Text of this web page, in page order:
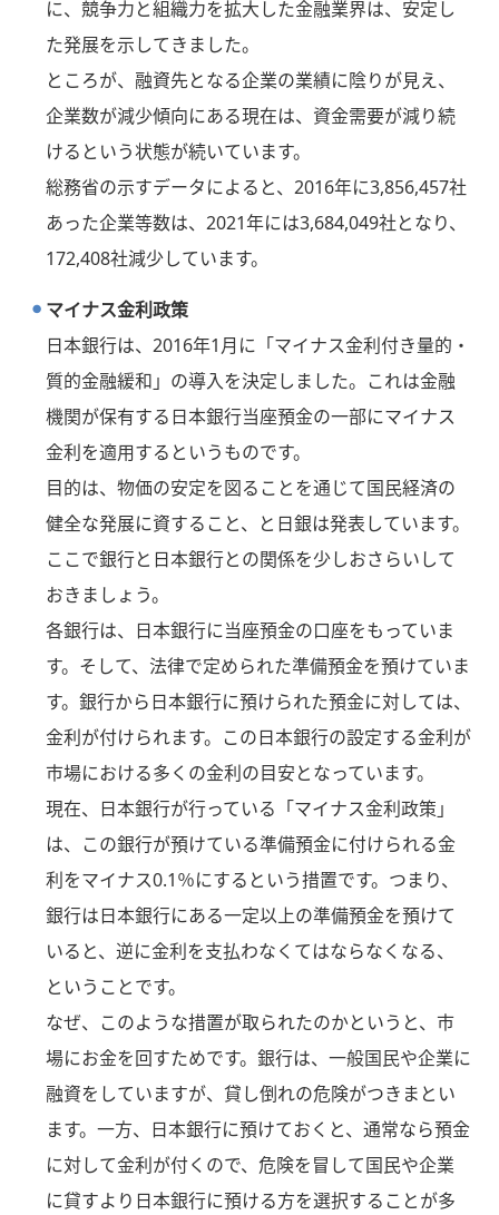
に、競争力と組織力を拡大した金融業界は、安定し
た発展を示してきました。
ところが、融資先となる企業の業績に陰りが見え、
企業数が減少傾向にある現在は、資金需要が減り続
けるという状態が続いています。
総務省の示すデータによると、2016年に3,856,457社
あった企業等数は、2021年には3,684,049社となり、
172,408社減少しています。
マイナス金利政策
日本銀行は、2016年1月に「マイナス金利付き量的・
質的金融緩和」の導入を決定しました。これは金融
機関が保有する日本銀行当座預金の一部にマイナス
金利を適用するというものです。
目的は、物価の安定を図ることを通じて国民経済の
健全な発展に資すること、と日銀は発表しています。
ここで銀行と日本銀行との関係を少しおさらいして
おきましょう。
各銀行は、日本銀行に当座預金の口座をもっていま
す。そして、法律で定められた準備預金を預けていま
す。銀行から日本銀行に預けられた預金に対しては、
金利が付けられます。この日本銀行の設定する金利が
市場における多くの金利の目安となっています。
現在、日本銀行が行っている「マイナス金利政策」
は、この銀行が預けている準備預金に付けられる金
利をマイナス0.1％にするという措置です。つまり、
銀行は日本銀行にある一定以上の準備預金を預けて
いると、逆に金利を支払わなくてはならなくなる、
ということです。
なぜ、このような措置が取られたのかというと、市
場にお金を回すためです。銀行は、一般国民や企業に
融資をしていますが、貸し倒れの危険がつきまとい
ます。一方、日本銀行に預けておくと、通常なら預金
に対して金利が付くので、危険を冒して国民や企業
に貸すより日本銀行に預ける方を選択することが多